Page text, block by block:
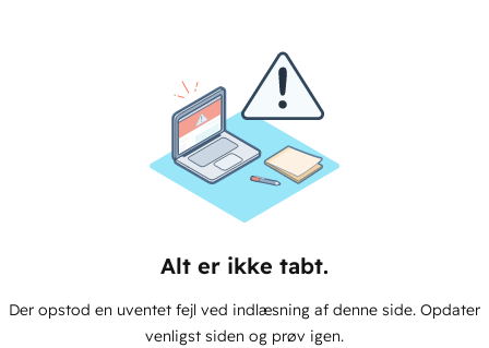
Alt er ikke tabt.
Der opstod en uventet fejl ved indlæsning af denne side. Opdater
venligst siden og prøv igen.